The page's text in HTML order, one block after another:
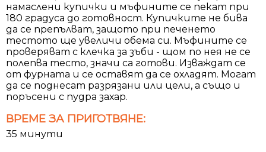
намаслени купички и мъфините се пекат при
180 градуса до готовност. Купичките не бива
да се препълват, защото при печенето
тестото ще увеличи обема си. Мъфините се
проверяват с клечка за зъби - щом по нея не се
полепва тесто, значи са готови. Изваждат се
oт фурната и се оставят да се охладят. Могат
да се поднесат разрязани или цели, а също и
поръсени с пудра захар.
ВРЕМЕ ЗА ПРИГОТВЯНЕ:
35 минути